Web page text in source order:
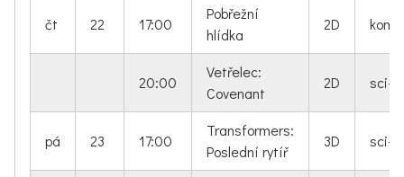
čt 22 17:00
Pobřežní
hlídka
2D
20:00
Vetřelec:
Covenant
2D sci-fi
pá 23 17:00
Transformers:
Poslední rytíř
3D sci-fi